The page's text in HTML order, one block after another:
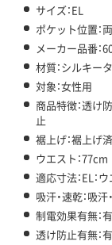
サイズ：EL
ポケット位置：
メーカー品番：
材質：シルキー
対象：女性用
商品特徴：透け
止
裾上げ：裾上げ
ウエスト：77cm
適応寸法：EL：
吸汗・速乾：吸汗
制電効果有無：有
透け防止有無：有